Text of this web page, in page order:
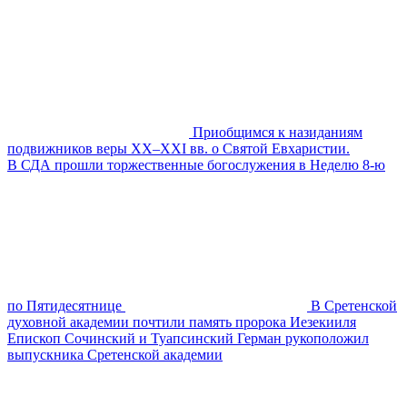
Приобщимся к назиданиям
подвижников веры XX–XXI вв. о Святой Евхаристии.
В СДА прошли торжественные богослужения в Неделю 8-ю
по Пятидесятнице
В Сретенской
духовной академии почтили память пророка Иезекииля
Епископ Сочинский и Туапсинский Герман рукоположил
выпускника Сретенской академии